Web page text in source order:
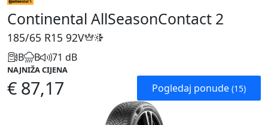
Continental AllSeasonContact 2
185/65 R15 92V
B B 71 dB
NAJNIŽA CIJENA
€ 87,17 Pogledaj ponude (15)